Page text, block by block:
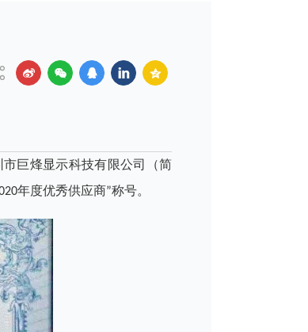
巨烽显示科技有限公司（简
年度优秀供应商”称号。